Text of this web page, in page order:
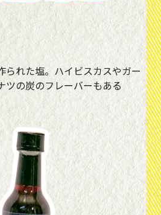
られた塩。ハイビスカスやガー
ツの炭のフレーバーもある